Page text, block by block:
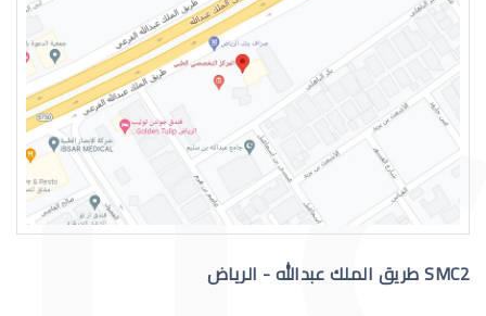
عمليات تجميل العيون الغائرة
SMC2 طريق الملك عبدالله - الرياض